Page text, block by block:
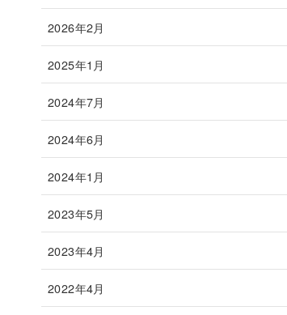
2026年2月
2025年1月
2024年7月
2024年6月
2024年1月
2023年5月
2023年4月
2022年4月